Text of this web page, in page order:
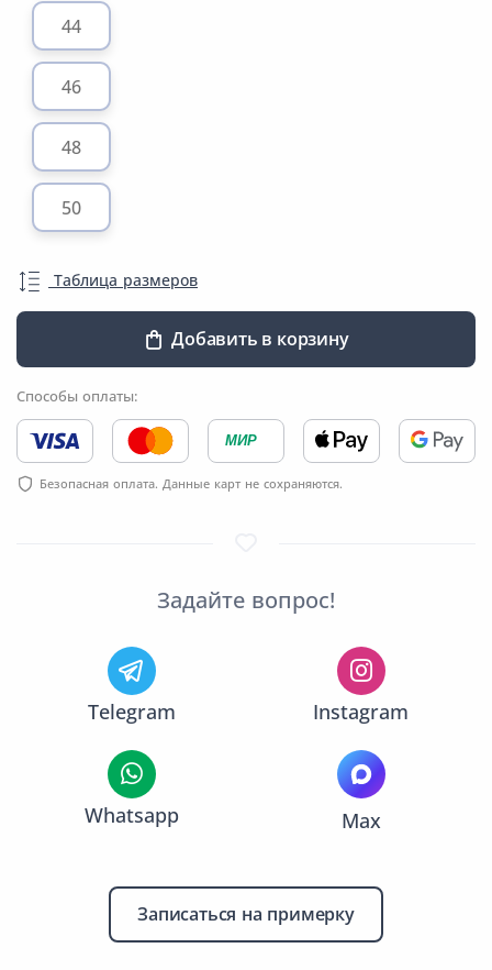
44
46
48
50
Таблица размеров
Добавить в корзину
Способы оплаты:
МИР
Безопасная оплата. Данные карт не сохраняются.
Задайте вопрос!
Telegram Instagram
Whatsapp Max
Записаться на примерку